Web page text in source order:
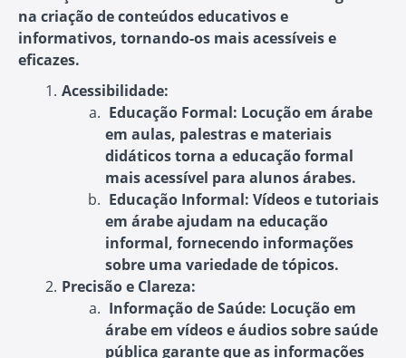
na criação de conteúdos educativos e
informativos, tornando-os mais acessíveis e
eficazes.
Acessibilidade:
Educação Formal: Locução em árabe
em aulas, palestras e materiais
didáticos torna a educação formal
mais acessível para alunos árabes.
Educação Informal: Vídeos e tutoriais
em árabe ajudam na educação
informal, fornecendo informações
sobre uma variedade de tópicos.
Precisão e Clareza:
Informação de Saúde: Locução em
árabe em vídeos e áudios sobre saúde
pública garante que as informações